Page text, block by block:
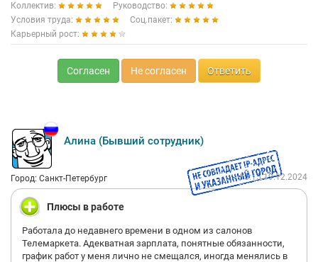
Коллектив:
Руководство:
Условия труда:
Соц.пакет:
Карьерный рост:
Согласен Не согласен Ответить
Алина (Бывший сотрудник)
Город: Санкт-Петербург 15:15 19.12.2024
Плюсы в работе
Работала до недавнего времени в одном из салонов
Телемаркета. Адекватная зарплата, понятные обязанности,
график работ у меня лично не смещался, иногда менялись в